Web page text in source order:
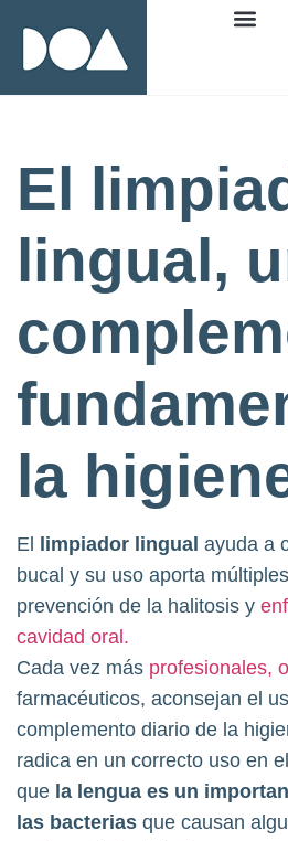
El
lingual,
la
El limpiador lingual ayuda a
bucal y su uso aporta
prevención de la halitosis y
cavidad oral.
Cada vez más profesionales,
farmacéuticos, aconsejan el
complemento diario de la
radica en un correcto uso en
que la lengua es un
las bacterias que causan